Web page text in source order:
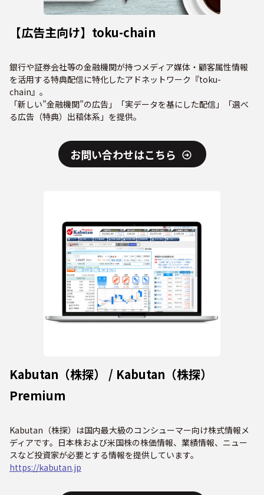
【広告主向け】toku-chain
銀行や証券会社等の金融機関が持つメディア媒体・顧客属性情報
を活用する特典配信に特化したアドネットワーク『toku-
chain』。
「新しい”金融機関”の広告」「実データを基にした配信」「選べ
る広告（特典）出稿体系」を提供。
お問い合わせはこちら
Kabutan（株探） / Kabutan（株探）
Premium
Kabutan（株探）は国内最大級のコンシューマー向け株式情報メ
ディアです。日本株および米国株の株価情報、業績情報、ニュー
スなど投資家が必要とする情報を提供しています。
https://kabutan.jp